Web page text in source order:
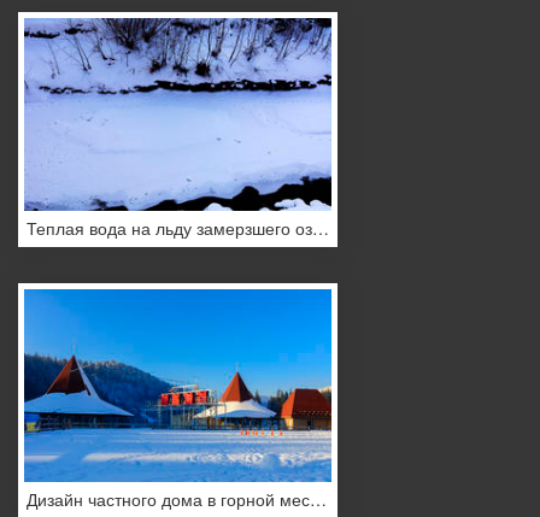
Теплая вода на льду замерзшего озера
Дизайн частного дома в горной местности в зимний период